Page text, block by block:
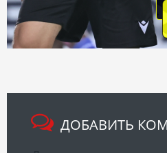
ДОБАВИТЬ